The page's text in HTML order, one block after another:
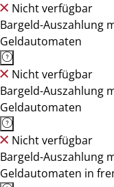
Nicht verfügbar
Bargeld-Auszahlung
Geldautomaten
Nicht verfügbar
Bargeld-Auszahlung
Geldautomaten
Nicht verfügbar
Bargeld-Auszahlung
Geldautomaten in